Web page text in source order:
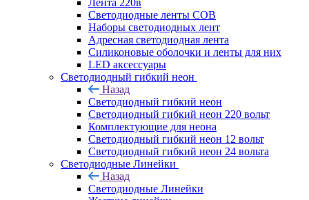
Лента 220в
Светодиодные ленты COB
Наборы светодиодных лент
Адресная светодиодная лента
Силиконовые оболочки и ленты для них
LED аксессуары
Светодиодный гибкий неон
Назад
Светодиодный гибкий неон
Светодиодный гибкий неон 220 вольт
Комплектующие для неона
Светодиодный гибкий неон 12 вольт
Светодиодный гибкий неон 24 вольта
Светодиодные Линейки
Назад
Светодиодные Линейки